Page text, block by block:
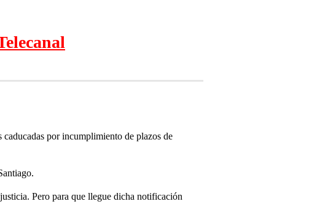
por incumplimiento de plazos de
Pero para que llegue dicha notificación